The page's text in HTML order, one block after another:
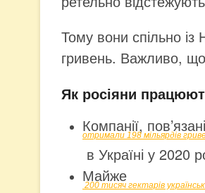
Тому вони спільно
гривень. Важливо,
Як росіяни
Компанії,
отримали 198 мільярдів
в Україні у 2020
Майже
200 тисяч гектарів